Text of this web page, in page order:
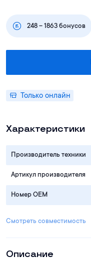
248 – 1863 бонусов
Только онлайн
Характеристики
Производитель техники
Артикул производителя
Номер OEM
Смотреть совместимость
Описание